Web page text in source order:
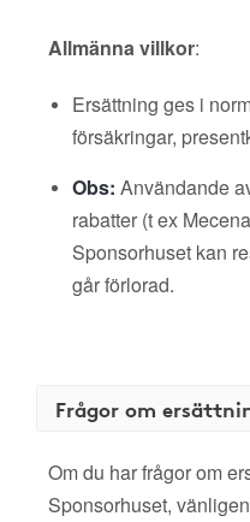
Allmänna villkor:
Ersättning ges i
försäkringar,
Obs: Användande
rabatter (t ex
Sponsorhuset kan
går förlorad.
Frågor om
Om du har frågor om
Sponsorhuset,